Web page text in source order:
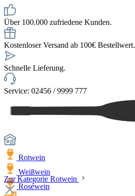
Über 100.000 zufriedene Kunden.
Kostenloser Versand ab 100€ Bestellwert.
Schnelle Lieferung.
Service: 02456 / 9999 777
Rotwein
Weißwein
Roséwein
Zur Kategorie Rotwein